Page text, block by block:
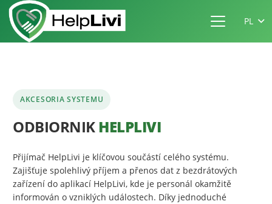
PL
AKCESORIA SYSTEMU
ODBIORNIKHELPLIVI
Přijímač HelpLivi je klíčovou součástí celého systému.
Zajišťuje spolehlivý příjem a přenos dat z bezdrátových
zařízení do aplikací HelpLivi, kde je personál okamžitě
informován o vzniklých událostech. Díky jednoduché